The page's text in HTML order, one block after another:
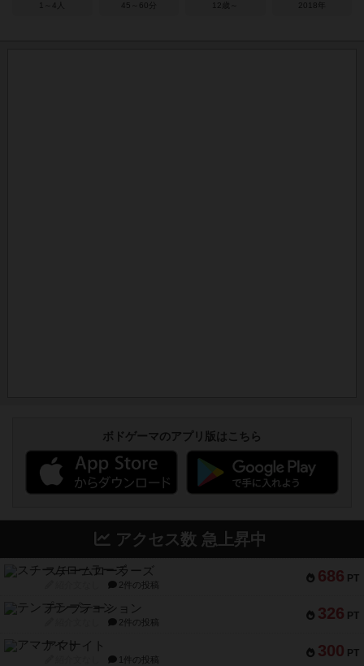
1～4人 45～60分 12歳～ 2018年
ボドゲーマのアプリ版はこちら
アクセス数 急上昇中
686 PT
スチームローラーズ
2件の投稿
326 PT
テンプテーション
2件の投稿
300 PT
アマナイト
1件の投稿